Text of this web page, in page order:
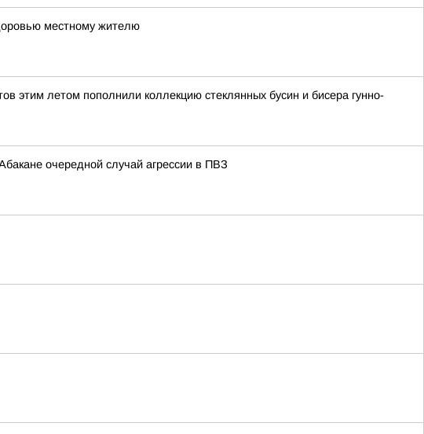
местному жителю
этим летом пополнили коллекцию стеклянных бусин и бисера гунно-
очередной случай агрессии в ПВЗ